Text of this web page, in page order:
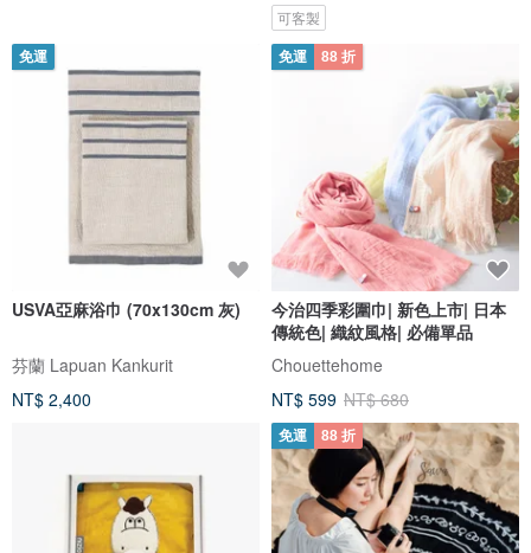
可客製
免運
USVA亞麻浴巾 (70x130cm 灰)
芬蘭 Lapuan Kankurit
NT$ 2,400
免運 88 折
今治四季彩圍巾| 新色上市| 日本
傳統色| 織紋風格| 必備單品
Chouettehome
NT$ 599 NT$ 680
免運 88 折